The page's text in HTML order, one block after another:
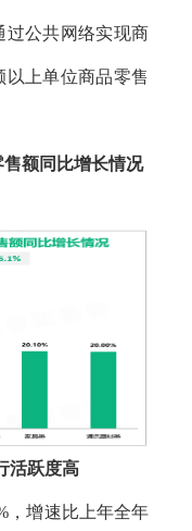
过公共网络实现商
以上单位商品零售
售额同比增长情况
活跃度高
，增速比上年全年